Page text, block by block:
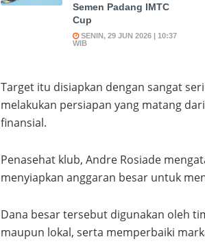
Semen Padang IMTC
Cup
SENIN, 29 JUN 2026 | 10:37
WIB
Target itu disiapkan dengan sangat
melakukan persiapan yang matang
finansial.
Penasehat klub, Andre Rosiade
menyiapkan anggaran besar untuk
Dana besar tersebut digunakan oleh
maupun lokal, serta memperbaiki